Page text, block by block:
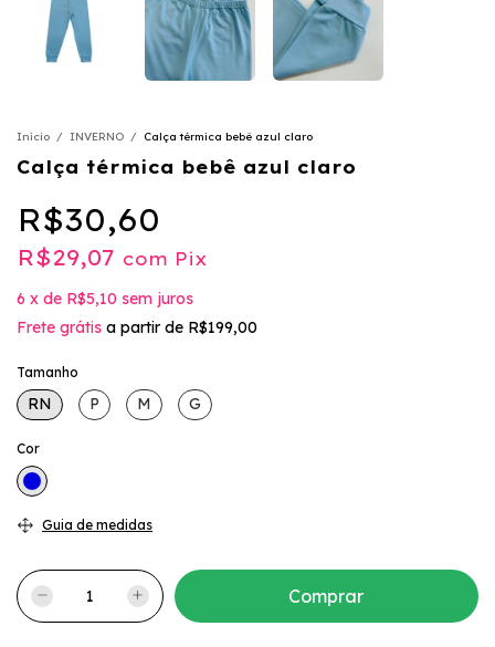
Início / INVERNO / Calça térmica bebê azul claro
Calça térmica bebê azul claro
R$30,60
R$29,07 com Pix
6 x de R$5,10 sem juros
Frete grátis a partir de R$199,00
Tamanho
RN P M G
Cor
Guia de medidas